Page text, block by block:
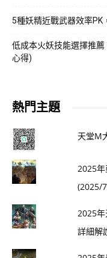
5種妖精近戰武器效率PK
低成本火妖技能選擇推
心得)
熱門主題
天堂M
2025年
(2025/
2025
詳細解